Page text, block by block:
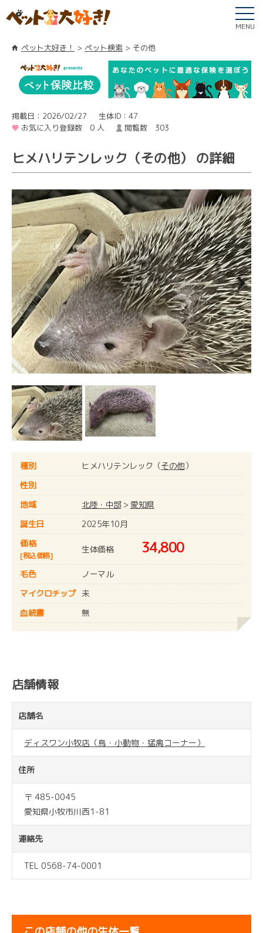
MENU
ペット大好き！ ペット検索 その他
掲載日：2026/02/27
生体ID：47
お気に入り登録数 0 人
閲覧数 303
ヒメハリテンレック（その他） の詳細
Next
種別 ヒメハリテンレック（その他）
性別
地域
北陸・中部> 愛知県
誕生日
2025年10月
価格
[税込価格]
生体価格 34,800
毛色
ノーマル
マイクロチップ
未
血統書
無
店舗情報
店舗名
ディスワン小牧店（鳥・小動物・猛禽コーナー）
住所
〒 485-0045
愛知県小牧市川西1-81
連絡先
TEL 0568-74-0001